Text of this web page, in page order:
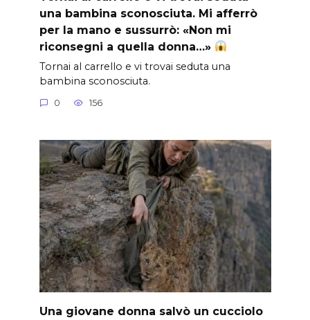
una bambina sconosciuta. Mi afferrò
per la mano e sussurrò: «Non mi
riconsegni a quella donna…»
Tornai al carrello e vi trovai seduta una
bambina sconosciuta.
0 156
Una giovane donna salvò un cucciolo